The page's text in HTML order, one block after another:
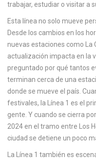
trabajar, estudiar o visitar a
Esta línea no solo mueve
Desde los cambios en los
nuevas estaciones como La
actualización impacta en la
preguntado por qué tantos
terminan cerca de una
donde se mueve el país.
festivales, la Línea 1 es el
gente. Y cuando se cierra
2024 en el tramo entre Los
ciudad se detiene un poco
La Línea 1 también es